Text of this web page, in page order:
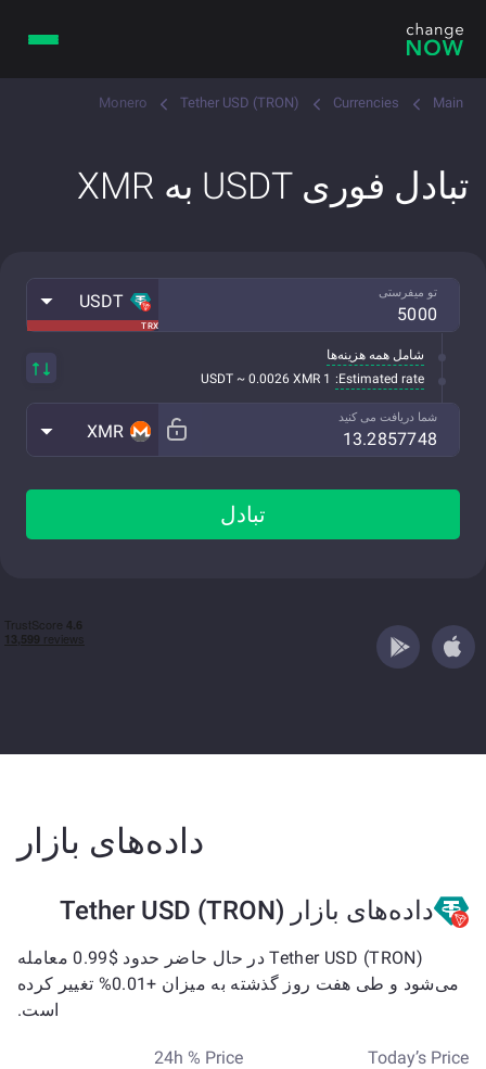
Main
Currencies
Tether USD (TRON)
Monero
تبادل فوری USDT به XMR
تو میفرستی
TRX
USDT
شامل همه هزینه‌ها
Estimated rate:
1 USDT ~ 0.0026 XMR
شما دریافت می کنید
XMR
تبادل
داده‌های بازار
داده‌های بازار Tether USD (TRON)
Tether USD (TRON) در حال حاضر حدود $0.99 معامله
می‌شود و طی هفت روز گذشته به میزان +0.01% تغییر کرده
است.
Today’s Price
24h % Price